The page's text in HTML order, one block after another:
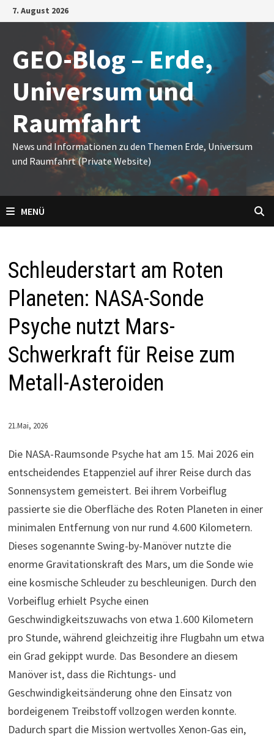
Zum
Inhalt
7. August 2026
GEO-Blog – Erde,
Universum und
Raumfahrt
News und Informationen zu den Themen Erde, Universum
und Raumfahrt (Private Website)
MENÜ
Schleuderstart am Roten
Planeten: NASA-Sonde
Psyche nutzt Mars-
Schwerkraft für Reise zum
Metall-Asteroiden
21.Mai, 2026
Die NASA-Raumsonde Psyche hat am 15. Mai 2026 ein
entscheidendes Etappenziel auf ihrer Reise durch das
Sonnensystem gemeistert. Bei ihrem Vorbeiflug
passierte sie die Oberfläche des Roten Planeten in einer
minimalen Entfernung von nur rund 4.600 Kilometern.
Dieses sogenannte Swing-by-Manöver nutzte die
enorme Gravitationskraft des Mars, um die Sonde wie
eine kosmische Schleuder zu beschleunigen. Durch den
Vorbeiflug erhielt Psyche einen
Geschwindigkeitszuwachs von etwa 1.600 Kilometern
pro Stunde, während gleichzeitig ihre Flugbahn um etwa
ein Grad gekippt wurde. Das Besondere an diesem
Manöver ist, dass die Richtungs- und
Geschwindigkeitsänderung ohne den Einsatz von
bordeigenem Treibstoff vollzogen werden konnte.
Dadurch spart die Mission wertvolles Xenon-Gas ein,